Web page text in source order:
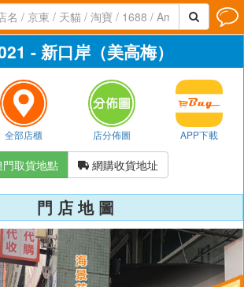
 
- 新口岸（美高梅）
全部店櫃 店分佈圖 APP下載
門取貨地點 網購收貨地址
門 店 地 圖